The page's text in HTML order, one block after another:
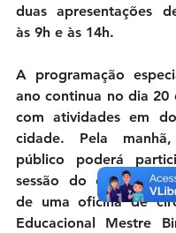
duas apresentações
às 9h e às 14h.
A programação
ano continua no dia 20
com atividades em
cidade. Pela
público poderá
sessão do espetáculo
de uma oficina de
Educacional Mestre